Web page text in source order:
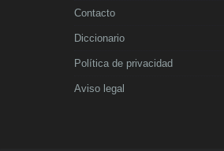
Contacto
Diccionario
Política de privacidad
Aviso legal